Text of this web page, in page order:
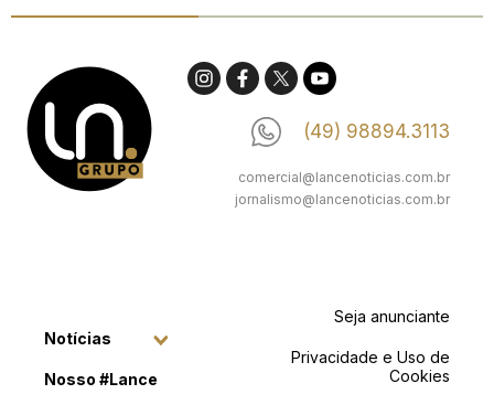
(49) 98894.3113
comercial@lancenoticias.com.br
jornalismo@lancenoticias.com.br
Notícias
Nosso #Lance
Seja anunciante
Privacidade e Uso de
Cookies